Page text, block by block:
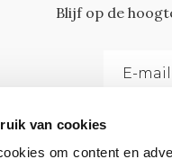
van cookies
om content en
Blijf op de